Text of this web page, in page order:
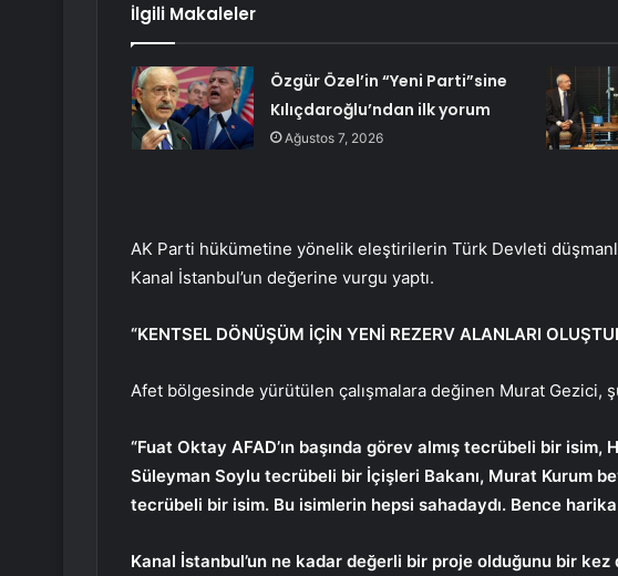
İlgili Makaleler
Özgür Özel’in “Yeni Parti”sine
Kılıçdaroğlu’ndan ilk yorum
Ağustos 7, 2026
AK Parti hükümetine yönelik eleştirilerin Türk Devleti
Kanal İstanbul’un değerine vurgu yaptı.
“KENTSEL DÖNÜŞÜM İÇİN YENİ REZERV ALANLARI
Afet bölgesinde yürütülen çalışmalara değinen Murat Gezici,
“Fuat Oktay AFAD’ın başında görev almış tecrübeli bir
Süleyman Soylu tecrübeli bir İçişleri Bakanı, Murat Kurum
tecrübeli bir isim. Bu isimlerin hepsi sahadaydı. Bence harika
Kanal İstanbul’un ne kadar değerli bir proje olduğunu bir